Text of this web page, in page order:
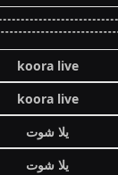
koora live
koora live
يلا شوت
يلا شوت